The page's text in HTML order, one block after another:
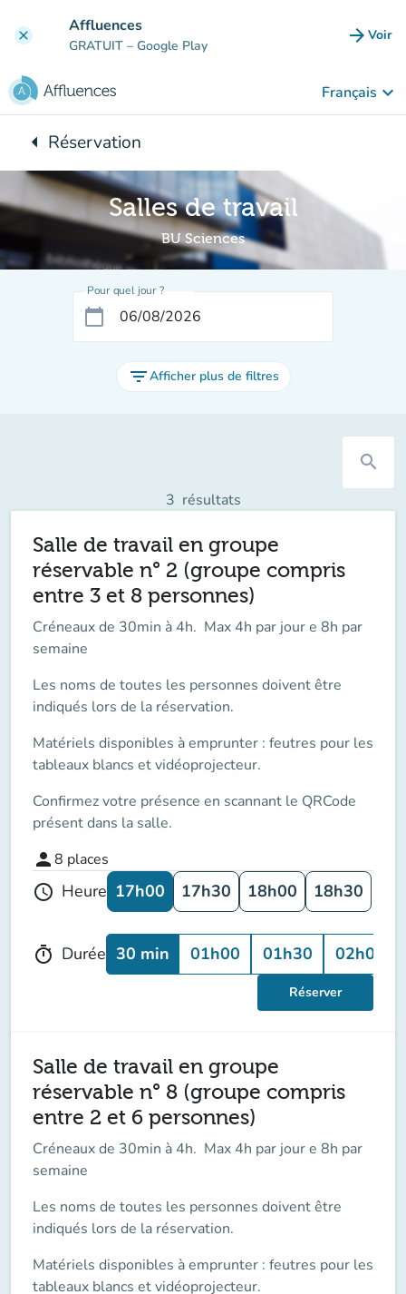
clear Affluences
GRATUIT – Google Play arrow_forward Voir
Français keyboard_arrow_down
arrow_leftRetour à :
Réservation
Salles de travail
BU Sciences
Pour quel jour ?
calendar_today
filter_listAfficher plus de filtres
search
3 résultats
Salle de travail en groupe
réservable n° 2 (groupe compris
entre 3 et 8 personnes)
Créneaux de 30min à 4h. Max 4h par jour e 8h par
semaine
Les noms de toutes les personnes doivent être
indiqués lors de la réservation.
Matériels disponibles à emprunter : feutres pour les
tableaux blancs et vidéoprojecteur.
Confirmez votre présence en scannant le QRCode
présent dans la salle.
person8 places
schedule Heure 17h00 17h30 18h00 18h30
timer Durée 30 min 01h00 01h30 02h00
Réserver
Salle de travail en groupe
réservable n° 8 (groupe compris
entre 2 et 6 personnes)
Créneaux de 30min à 4h. Max 4h par jour e 8h par
semaine
Les noms de toutes les personnes doivent être
indiqués lors de la réservation.
Matériels disponibles à emprunter : feutres pour les
tableaux blancs et vidéoprojecteur.